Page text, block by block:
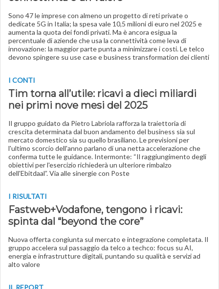
Sono 47 le imprese con almeno un progetto di reti private o
dedicate 5G in Italia; la spesa vale 10,5 milioni di euro nel 2025 e
aumenta la quota dei fondi privati. Ma è ancora esigua la
percentuale di aziende che usa la connettività come leva di
innovazione: la maggior parte punta a minimizzare i costi. Le telco
devono spingere su use case e business transformation dei clienti
I CONTI
Tim torna all’utile: ricavi a dieci miliardi
nei primi nove mesi del 2025
Il gruppo guidato da Pietro Labriola rafforza la traiettoria di
crescita determinata dal buon andamento del business sia sul
mercato domestico sia su quello brasiliano. Le previsioni per
l'ultimo scorcio dell'anno parlano di una netta accelerazione che
conferma tutte le guidance. Intermonte: “Il raggiungimento degli
obiettivi per l'esercizio richiederà un ulteriore rimbalzo
dell'Ebitdaal”. Via alle sinergie con Poste
I RISULTATI
Fastweb+Vodafone, tengono i ricavi:
spinta dal “beyond the core”
Nuova offerta congiunta sul mercato e integrazione completata. Il
gruppo accelera sul passaggio da telco a techco: focus su AI,
energia e infrastrutture digitali, puntando su qualità e servizi ad
alto valore
IL REPORT